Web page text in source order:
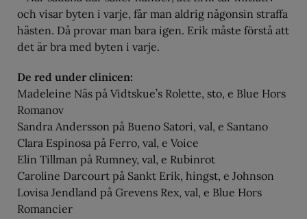
och visar byten i varje, får man aldrig någonsin straffa
hästen. Då provar man bara igen. Erik måste förstå att
det är bra med byten i varje.
De red under clinicen:
Madeleine Näs på Vidtskue’s Rolette, sto, e Blue Hors
Romanov
Sandra Andersson på Bueno Satori, val, e Santano
Clara Espinosa på Ferro, val, e Voice
Elin Tillman på Rumney, val, e Rubinrot
Caroline Darcourt på Sankt Erik, hingst, e Johnson
Lovisa Jendland på Grevens Rex, val, e Blue Hors
Romancier